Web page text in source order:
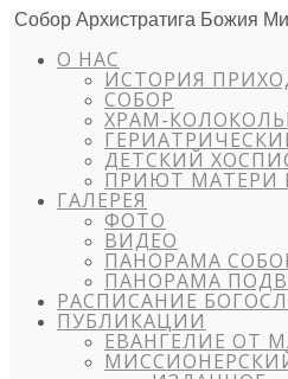
Собор Архистратига Божия
О НАС
ИСТОРИЯ
СОБОР
ХРАМ-
ДЕТСКИЙ
ПРИЮТ МАТЕРИ
ГАЛЕРЕЯ
ФОТО
ВИДЕО
ПАНОРАМА
ПАНОРАМА
РАСПИСАНИЕ
ПУБЛИКАЦИИ
ЕВАНГЕЛИЕ ОТ